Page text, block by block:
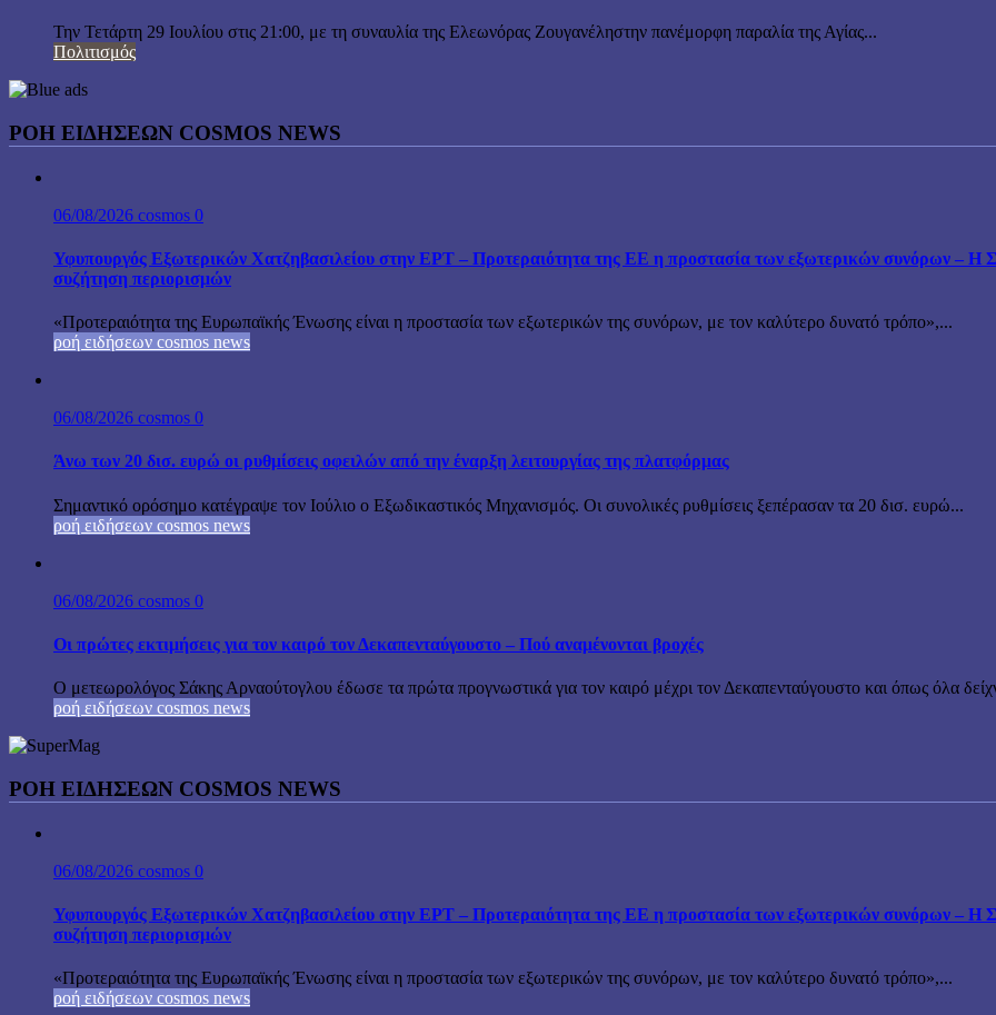
Την Τετάρτη 29 Ιουλίου στις 21:00, με τη συναυλία της Ελεωνόρας Ζουγανέληστην πανέμορφη παραλία της Αγίας...
Πολιτισμός
ΡΟΗ ΕΙΔΗΣΕΩΝ COSMOS NEWS
06/08/2026 cosmos 0
Υφυπουργός Εξωτερικών Χατζηβασιλείου στην ΕΡΤ – Προτεραιότητα της ΕΕ η προστασία των εξωτερικών συνόρων – Η
συζήτηση περιορισμών
«Προτεραιότητα της Ευρωπαϊκής Ένωσης είναι η προστασία των εξωτερικών της συνόρων, με τον καλύτερο δυνατό τρόπο»,...
ροή ειδήσεων cosmos news
06/08/2026 cosmos 0
Άνω των 20 δισ. ευρώ οι ρυθμίσεις οφειλών από την έναρξη λειτουργίας της πλατφόρμας
Σημαντικό ορόσημο κατέγραψε τον Ιούλιο ο Εξωδικαστικός Μηχανισμός. Οι συνολικές ρυθμίσεις ξεπέρασαν τα 20 δισ. ευρώ...
ροή ειδήσεων cosmos news
06/08/2026 cosmos 0
Οι πρώτες εκτιμήσεις για τον καιρό τον Δεκαπενταύγουστο – Πού αναμένονται βροχές
Ο μετεωρολόγος Σάκης Αρναούτογλου έδωσε τα πρώτα προγνωστικά για τον καιρό μέχρι τον Δεκαπενταύγουστο και όπως όλα
ροή ειδήσεων cosmos news
ΡΟΉ ΕΙΔΉΣΕΩΝ COSMOS NEWS
06/08/2026 cosmos 0
Υφυπουργός Εξωτερικών Χατζηβασιλείου στην ΕΡΤ – Προτεραιότητα της ΕΕ η προστασία των εξωτερικών συνόρων – Η
συζήτηση περιορισμών
«Προτεραιότητα της Ευρωπαϊκής Ένωσης είναι η προστασία των εξωτερικών της συνόρων, με τον καλύτερο δυνατό τρόπο»,...
ροή ειδήσεων cosmos news